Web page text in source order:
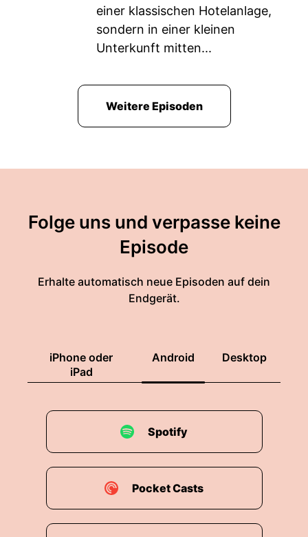
einer klassischen Hotelanlage,
sondern in einer kleinen
Unterkunft mitten...
Weitere Episoden
Folge uns und verpasse keine
Episode
Erhalte automatisch neue Episoden auf dein
Endgerät.
iPhone oder
iPad
Android Desktop
Spotify
Pocket Casts